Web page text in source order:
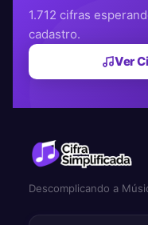
1.712 cifras
cadastro.
Ver
Descomplicando a